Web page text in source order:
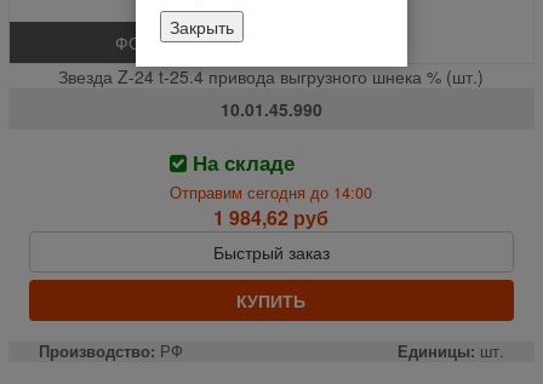
ФОТО
Звезда Z-24 t-25.4 привода выгрузного шнека % (шт.)
10.01.45.990
На складе
Отправим сегодня до 14:00
1 984,62 руб
Быстрый заказ
КУПИТЬ
Производство: РФ Единицы: шт.
Закрыть